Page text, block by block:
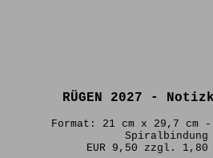
RÜGEN 2027 -
Format: 21 cm x 29,7 cm
Spiralbindung
EUR 9,50 zzgl. 1,80